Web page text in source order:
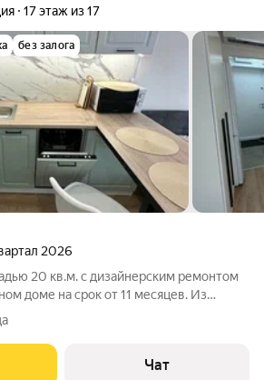
17 этаж из 17
без залога
2026
20 кв.м. с дизайнерским ремонтом
доме на срок от 11 месяцев. Из
Чат